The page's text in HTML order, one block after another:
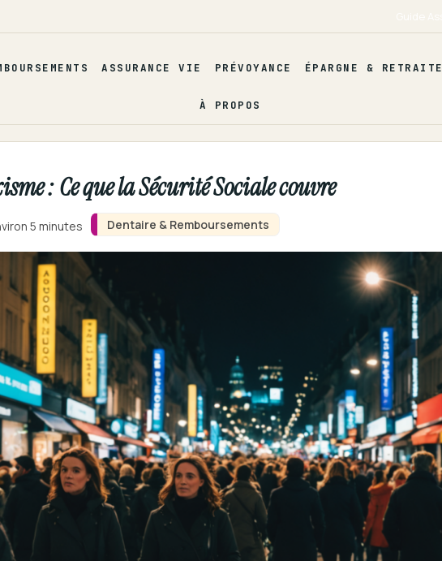
ASSURANCE VIE PRÉVOYANCE ÉPARGNE & RETRAITE
À PROPOS
Dentaire & Remboursements
: Ce que la Sécurité Sociale couvre
5 minutes